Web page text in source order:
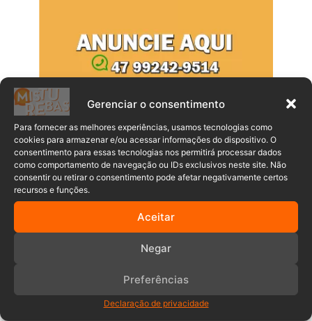
Gerenciar o consentimento
Para fornecer as melhores experiências, usamos tecnologias como
cookies para armazenar e/ou acessar informações do dispositivo. O
consentimento para essas tecnologias nos permitirá processar dados
como comportamento de navegação ou IDs exclusivos neste site. Não
consentir ou retirar o consentimento pode afetar negativamente certos
recursos e funções.
Aceitar
Negar
Preferências
Declaração de privacidade
Populares Recentes
“Não vou dar palanque para militante
político”, diz vereador de Timbó após
ser desafiado a debater sobre a Covid-